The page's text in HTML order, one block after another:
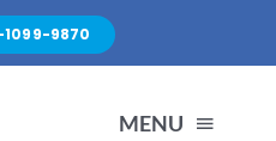
1099-9870
MENU